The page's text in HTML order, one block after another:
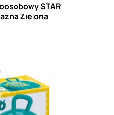
STAR
Zielona